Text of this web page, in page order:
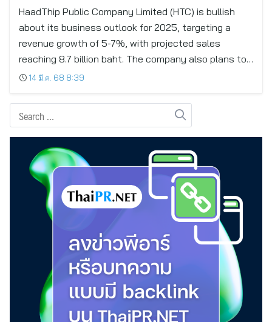
HaadThip Public Company Limited (HTC) is bullish
about its business outlook for 2025, targeting a
revenue growth of 5-7%, with projected sales
reaching 8.7 billion baht. The company also plans to…
14 มี.ค. 68 8:39